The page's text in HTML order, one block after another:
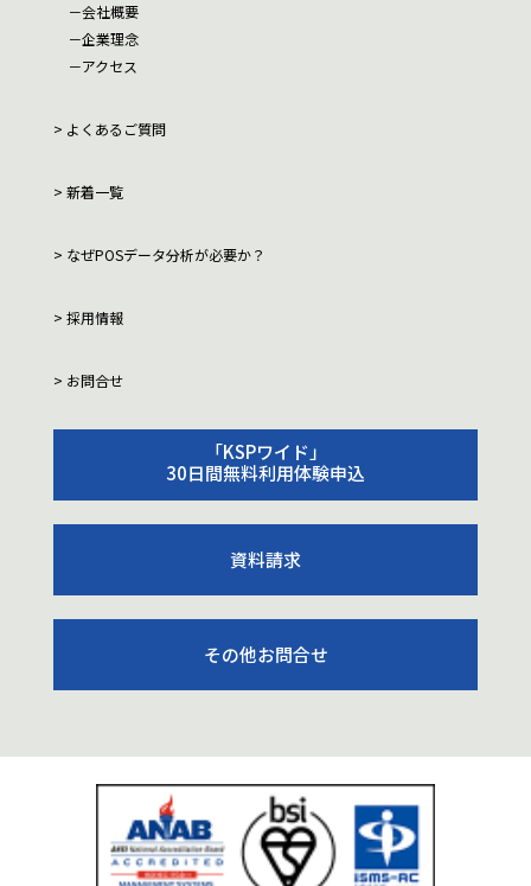
会社概要
企業理念
アクセス
よくあるご質問
新着一覧
なぜPOSデータ分析が必要か？
採用情報
お問合せ
「KSPワイド」
30日間無料利用体験申込
資料請求
その他お問合せ